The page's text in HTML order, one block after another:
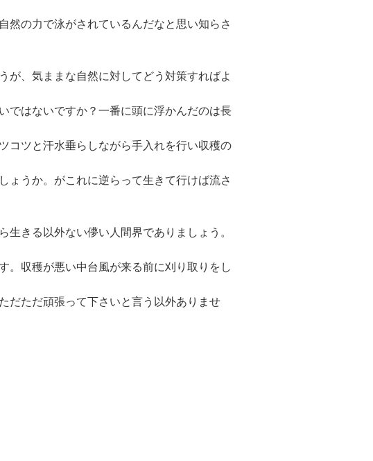
然の力で泳がされているんだなと思い知らさ
、気ままな自然に対してどう対策すればよ
ではないですか？一番に頭に浮かんだのは長
コツと汗水垂らしながら手入れを行い収穫の
ょうか。がこれに逆らって生きて行けば流さ
きる以外ない儚い人間界でありましょう。
。収穫が悪い中台風が来る前に刈り取りをし
だただ頑張って下さいと言う以外ありませ